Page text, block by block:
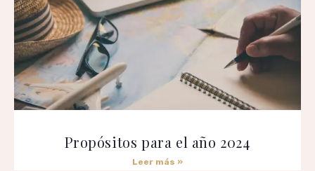
Propósitos para el año 2024
Leer más »